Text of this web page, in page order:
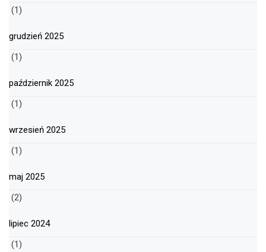
(1)
grudzień 2025
(1)
październik 2025
(1)
wrzesień 2025
(1)
maj 2025
(2)
lipiec 2024
(1)